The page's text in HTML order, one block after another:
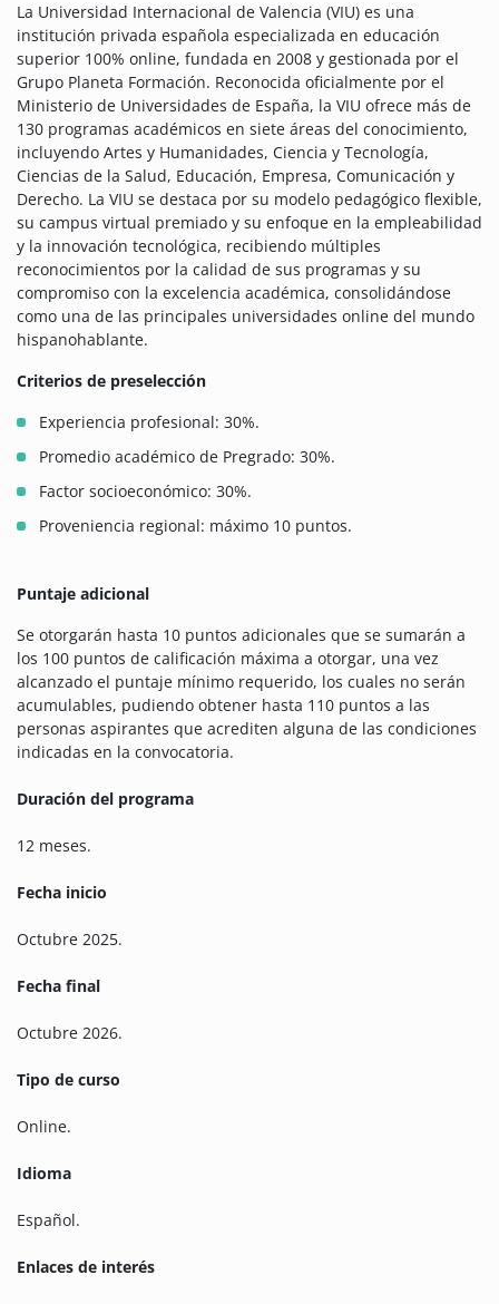
La Universidad Internacional de Valencia (VIU) es una
institución privada española especializada en educación
superior 100% online, fundada en 2008 y gestionada por el
Grupo Planeta Formación. Reconocida oficialmente por el
Ministerio de Universidades de España, la VIU ofrece más de
130 programas académicos en siete áreas del conocimiento,
incluyendo Artes y Humanidades, Ciencia y Tecnología,
Ciencias de la Salud, Educación, Empresa, Comunicación y
Derecho. La VIU se destaca por su modelo pedagógico flexible,
su campus virtual premiado y su enfoque en la empleabilidad
y la innovación tecnológica, recibiendo múltiples
reconocimientos por la calidad de sus programas y su
compromiso con la excelencia académica, consolidándose
como una de las principales universidades online del mundo
hispanohablante.
Criterios de preselección
Experiencia profesional: 30%.
Promedio académico de Pregrado: 30%.
Factor socioeconómico: 30%.
Proveniencia regional: máximo 10 puntos.
Puntaje adicional
Se otorgarán hasta 10 puntos adicionales que se sumarán a
los 100 puntos de calificación máxima a otorgar, una vez
alcanzado el puntaje mínimo requerido, los cuales no serán
acumulables, pudiendo obtener hasta 110 puntos a las
personas aspirantes que acrediten alguna de las condiciones
indicadas en la convocatoria.
Duración del programa
12 meses.
Fecha inicio
Octubre 2025.
Fecha final
Octubre 2026.
Tipo de curso
Online.
Idioma
Español.
Enlaces de interés